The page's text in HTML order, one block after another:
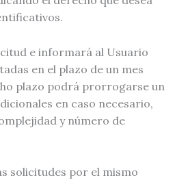
e informará al Usuario
en el plazo de un mes
plazo podrá prorrogarse un
en caso necesario,
y número de
solicitudes por el mismo